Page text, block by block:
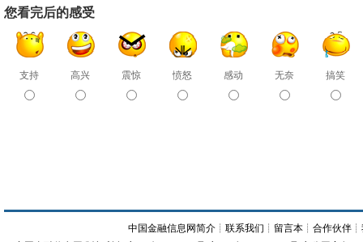
您看完后的感受
支持 高兴 震惊 愤怒 感动 无奈 搞笑
中国金融信息网简介 ┊联系我们 ┊ 留言本 ┊合作伙伴 ┊